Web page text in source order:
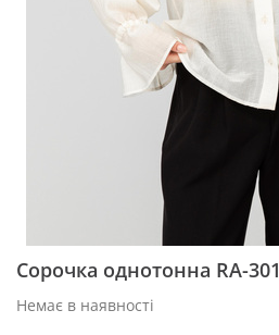
Сорочка однотонна RA-301
Немає в наявності